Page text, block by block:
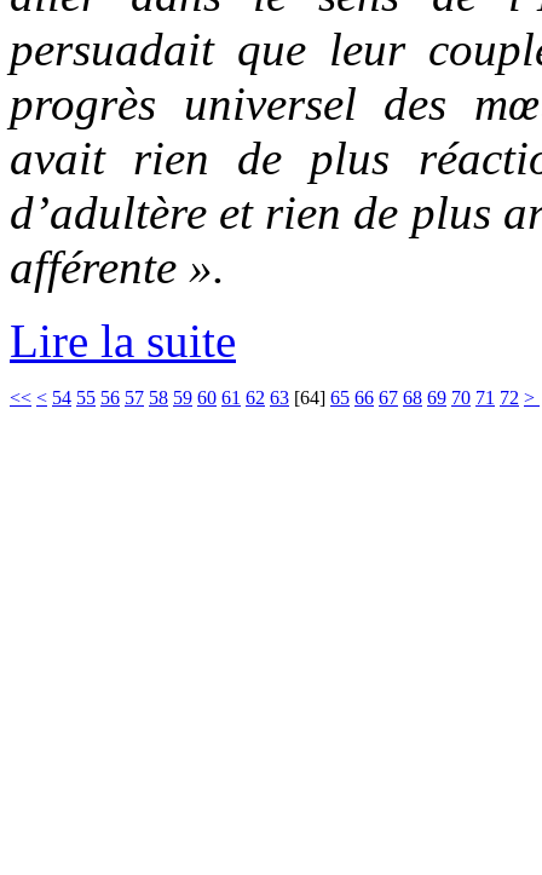
persuadait que leur
progrès universel des
avait rien de plus
d’adultère et rien de plus
afférente ».
Lire la suite
<< < 54 55 56 57 58 59 60 61 62 63 [64] 65 66 67 68 69 70 71 72 >